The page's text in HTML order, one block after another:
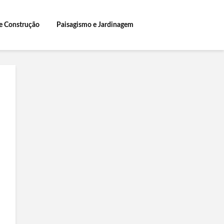
Construção Paisagismo e Jardinagem